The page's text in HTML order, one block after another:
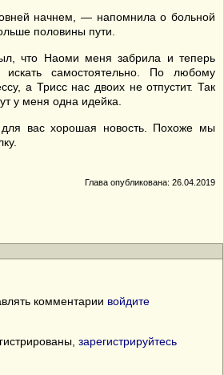
начнем, — напомнила о больной
половины пути.
что Наоми меня забрила и теперь
самостоятельно. По любому
а Трисс нас двоих не отпустит. Так
у меня одна идейка.
вас хорошая новость. Похоже мы
Глава опубликована: 26.04.2019
комментарии войдите
зарегистрируйтесь